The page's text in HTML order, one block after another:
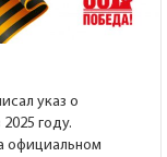
указ о
году.
официальном